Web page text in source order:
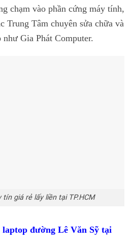
chạm vào phần cứng máy tính,
Trung Tâm chuyên sửa chữa và
Gia Phát Computer.
tín giá rẻ lấy liền tại TP.HCM
đường Lê Văn Sỹ tại